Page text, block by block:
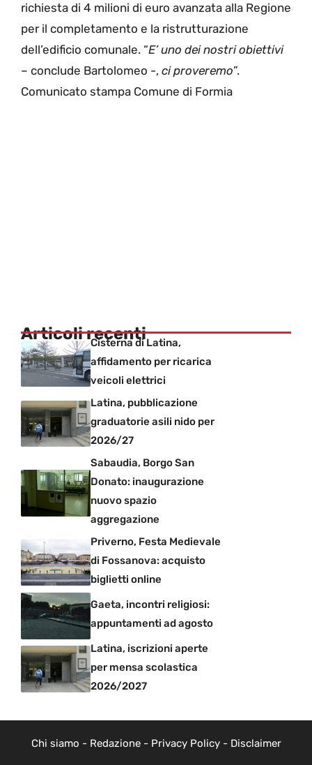
richiesta di 4 milioni di euro avanzata alla Regione
per il completamento e la ristrutturazione
dell’edificio comunale. “E’ uno dei nostri obiettivi
– conclude Bartolomeo -, ci proveremo”.
Comunicato stampa Comune di Formia
Articoli recenti
Cisterna di Latina,
affidamento per ricarica
veicoli elettrici
Latina, pubblicazione
graduatorie asili nido per
2026/27
Sabaudia, Borgo San
Donato: inaugurazione
nuovo spazio
aggregazione
Priverno, Festa Medievale
di Fossanova: acquisto
biglietti online
Gaeta, incontri religiosi:
appuntamenti ad agosto
Latina, iscrizioni aperte
per mensa scolastica
2026/2027
Chi siamo - Redazione- Privacy Policy- Disclaimer